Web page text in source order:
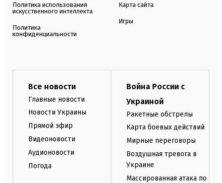
Политика использования
искусственного интеллекта
Политика
конфиденциальности
Карта сайта
Игры
Все новости
Главные новости
Новости Украины
Прямой эфир
Видеоновости
Аудионовости
Погода
Война России с
Украиной
Ракетные обстрелы
Карта боевых действий
Мирные переговоры
Воздушная тревога в
Украине
Массированная атака по